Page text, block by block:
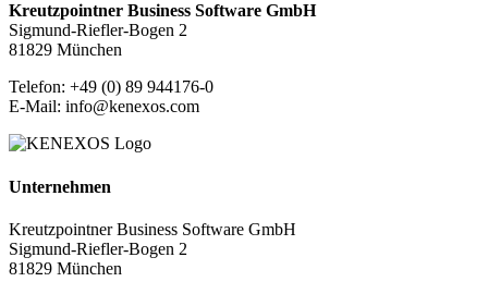
Kreutzpointner Business Software GmbH
Sigmund-Riefler-Bogen 2
81829 München
Telefon: +49 (0) 89 944176-0
E-Mail: info@kenexos.com
Unternehmen
Kreutzpointner Business Software GmbH
Sigmund-Riefler-Bogen 2
81829 München